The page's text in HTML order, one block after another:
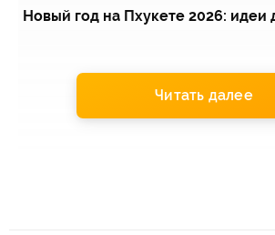
Новый год на Пхукете 2026: идеи
Читать далее